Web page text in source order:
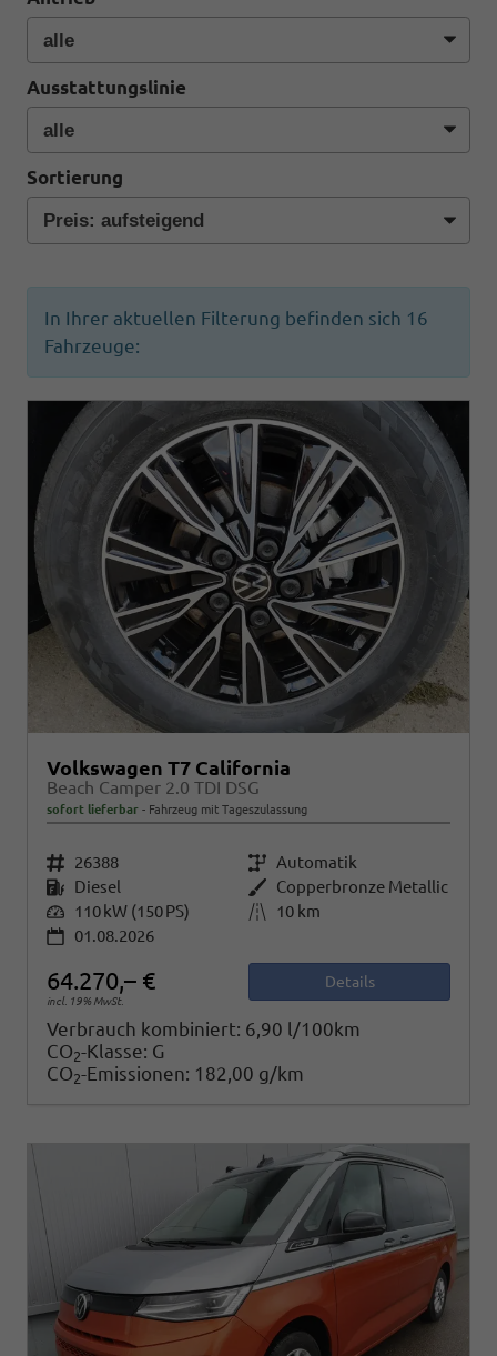
Ausstattungslinie
Sortierung
In Ihrer aktuellen Filterung befinden sich 16
Fahrzeuge:
Volkswagen T7 California
Beach Camper 2.0 TDI DSG
sofort lieferbar Fahrzeug mit Tageszulassung
Fahrzeugnr. 26388 Getriebe Automatik
Kraftstoff Diesel Außenfarbe Copperbronze Metallic
Leistung 110 kW (150 PS) Kilometerstand
10 km
01.08.2026
64.270,– €
incl. 19% MwSt.
Details
Verbrauch kombiniert: 6,90 l/100km
CO2-Klasse: G
CO2-Emissionen: 182,00 g/km